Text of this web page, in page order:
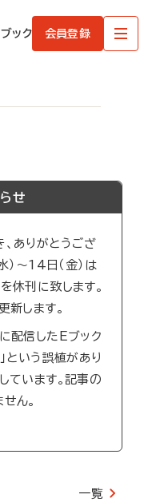
ブック 会員登録
せ
ありがとうござ
）～14日（金）は
休刊に致します。
新します。
信したEブック
という誤植があり
ています。記事の
ん。
一覧